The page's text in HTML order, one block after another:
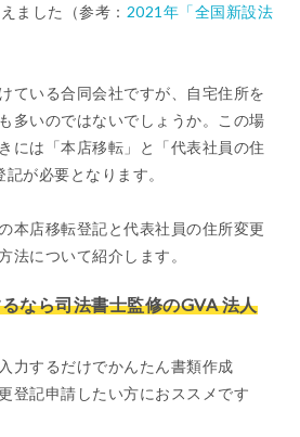
ました（参考： 2021年「全国新設法
ている合同会社ですが、自宅住所を
多いのではないでしょうか。この場
には「本店移転」と「代表社員の住
が必要となります。
本店移転登記と代表社員の住所変更
法について紹介します。
なら司法書士監修のGVA 法人
力するだけでかんたん書類作成
登記申請したい方におススメです